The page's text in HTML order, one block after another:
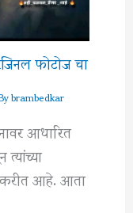
फोटोज चा
brambedkar
आधारित
करीत आहे. आता